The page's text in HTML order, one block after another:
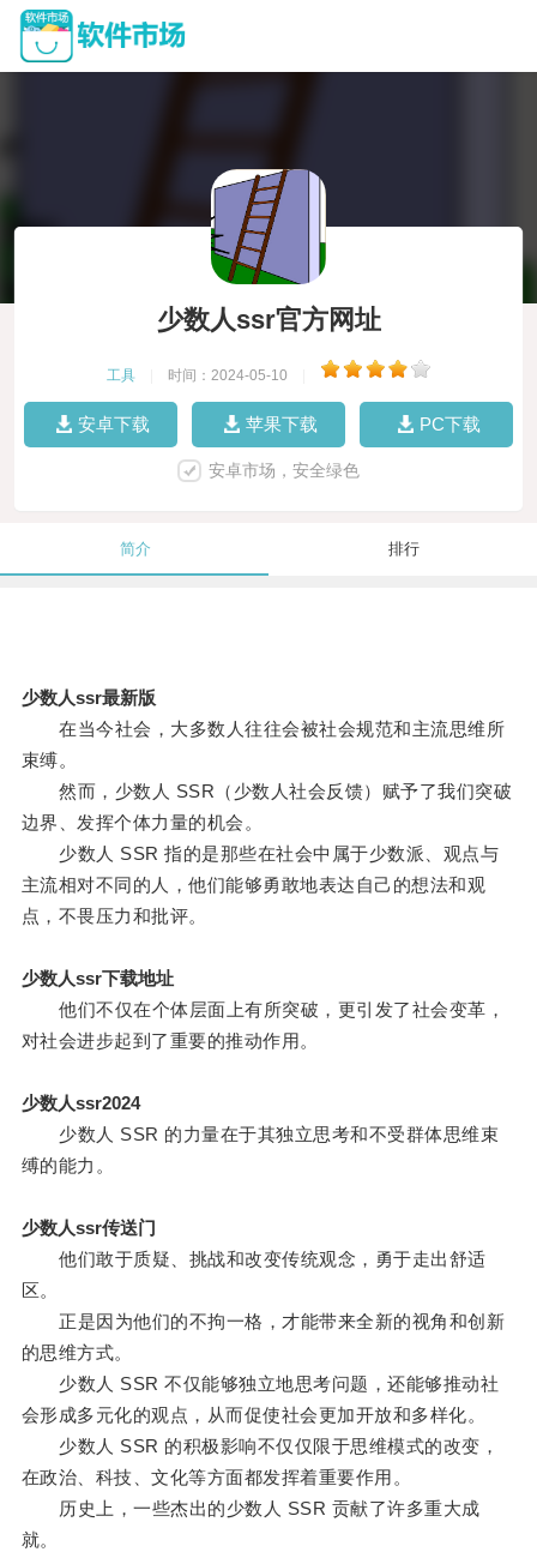
少数人ssr官方网址
工具 时间：2024-05-10
安卓下载 苹果下载 PC下载
安卓市场，安全绿色
简介 排行
少数人ssr最新版
在当今社会，大多数人往往会被社会规范和主流思维所
束缚。
然而，少数人 SSR（少数人社会反馈）赋予了我们突破
边界、发挥个体力量的机会。
少数人 SSR 指的是那些在社会中属于少数派、观点与
主流相对不同的人，他们能够勇敢地表达自己的想法和观
点，不畏压力和批评。
少数人ssr下载地址
他们不仅在个体层面上有所突破，更引发了社会变革，
对社会进步起到了重要的推动作用。
少数人ssr2024
少数人 SSR 的力量在于其独立思考和不受群体思维束
缚的能力。
少数人ssr传送门
他们敢于质疑、挑战和改变传统观念，勇于走出舒适
区。
正是因为他们的不拘一格，才能带来全新的视角和创新
的思维方式。
少数人 SSR 不仅能够独立地思考问题，还能够推动社
会形成多元化的观点，从而促使社会更加开放和多样化。
少数人 SSR 的积极影响不仅仅限于思维模式的改变，
在政治、科技、文化等方面都发挥着重要作用。
历史上，一些杰出的少数人 SSR 贡献了许多重大成
就。